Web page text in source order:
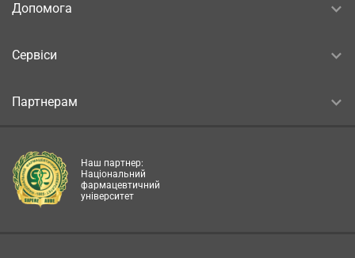
Допомога
Сервіси
Партнерам
Наш партнер:
Національний
фармацевтичний
університет